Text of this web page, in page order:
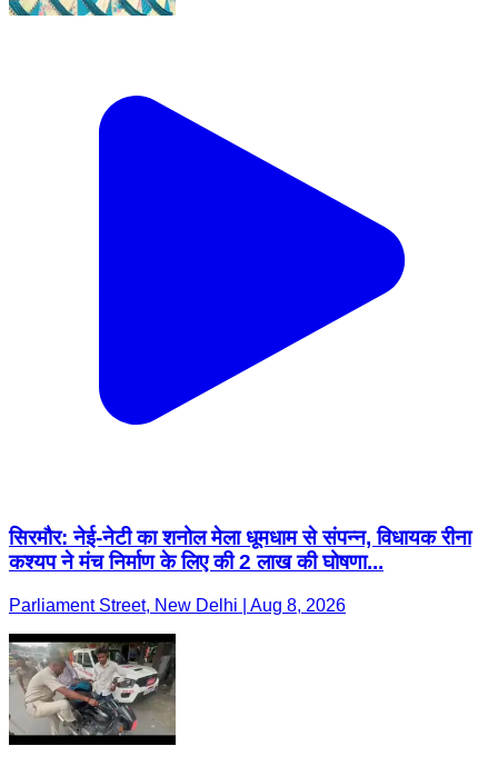
सिरमौर: नेई-नेटी का शनोल मेला धूमधाम से संपन्न, विधायक रीना
कश्यप ने मंच निर्माण के लिए की 2 लाख की घोषणा...
Parliament Street, New Delhi | Aug 8, 2026